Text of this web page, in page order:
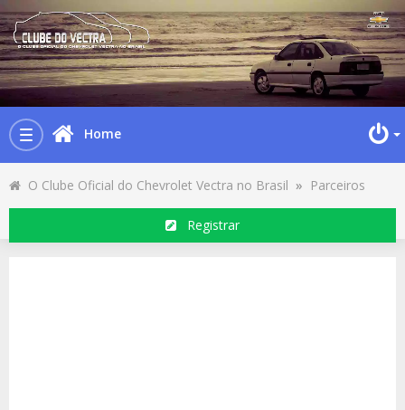
Toggle
navigation
Home
O Clube Oficial do Chevrolet Vectra no Brasil » Parceiros
Registrar